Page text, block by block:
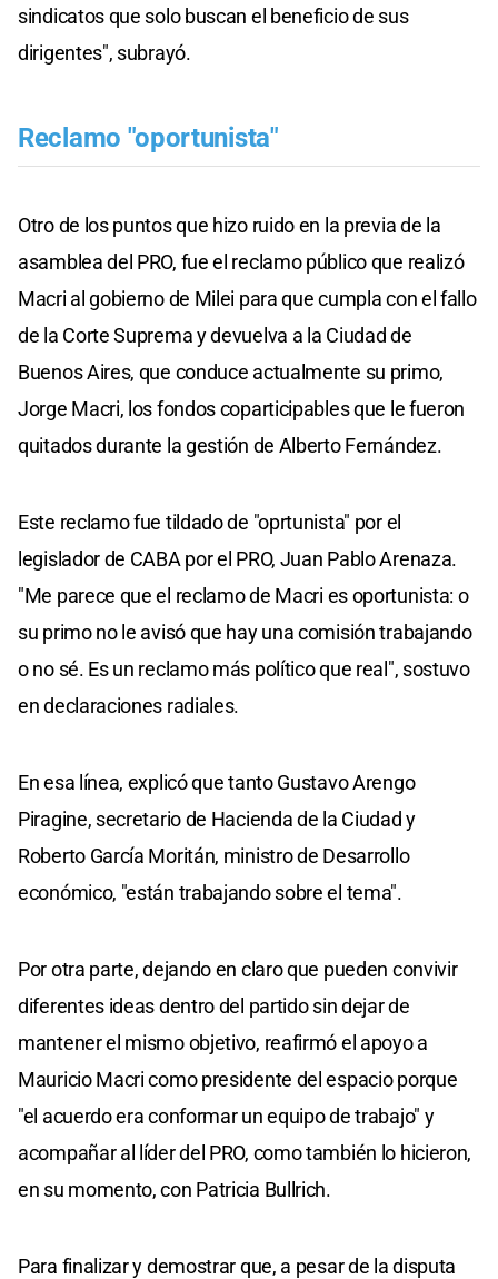
sindicatos que solo buscan el beneficio de sus
dirigentes", subrayó.
Reclamo "oportunista"
Otro de los puntos que hizo ruido en la previa de la
asamblea del PRO, fue el reclamo público que realizó
Macri al gobierno de Milei para que cumpla con el fallo
de la Corte Suprema y devuelva a la Ciudad de
Buenos Aires, que conduce actualmente su primo,
Jorge Macri, los fondos coparticipables que le fueron
quitados durante la gestión de Alberto Fernández.
Este reclamo fue tildado de "oprtunista" por el
legislador de CABA por el PRO, Juan Pablo Arenaza.
"Me parece que el reclamo de Macri es oportunista: o
su primo no le avisó que hay una comisión trabajando
o no sé. Es un reclamo más político que real", sostuvo
en declaraciones radiales.
En esa línea, explicó que tanto Gustavo Arengo
Piragine, secretario de Hacienda de la Ciudad y
Roberto García Moritán, ministro de Desarrollo
económico, "están trabajando sobre el tema".
Por otra parte, dejando en claro que pueden convivir
diferentes ideas dentro del partido sin dejar de
mantener el mismo objetivo, reafirmó el apoyo a
Mauricio Macri como presidente del espacio porque
"el acuerdo era conformar un equipo de trabajo" y
acompañar al líder del PRO, como también lo hicieron,
en su momento, con Patricia Bullrich.
Para finalizar y demostrar que, a pesar de la disputa